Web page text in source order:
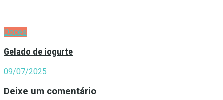
Doces
Gelado de iogurte
09/07/2025
Deixe um comentário